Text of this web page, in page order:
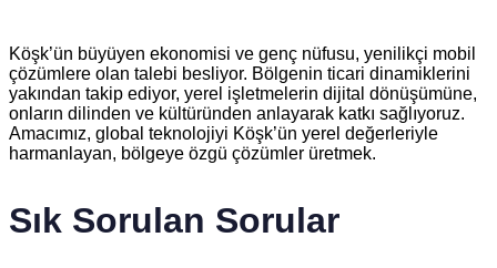
Köşk’ün büyüyen ekonomisi ve genç nüfusu, yenilikçi mobil
çözümlere olan talebi besliyor. Bölgenin ticari dinamiklerini
yakından takip ediyor, yerel işletmelerin dijital dönüşümüne,
onların dilinden ve kültüründen anlayarak katkı sağlıyoruz.
Amacımız, global teknolojiyi Köşk’ün yerel değerleriyle
harmanlayan, bölgeye özgü çözümler üretmek.
Sık Sorulan Sorular